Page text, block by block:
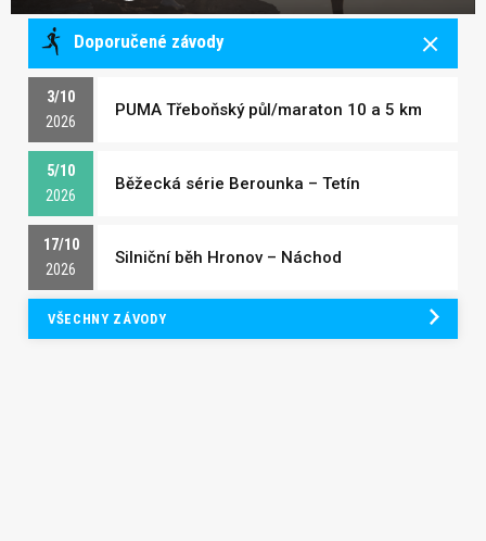
Doporučené závody
3/10
2026
PUMA Třeboňský půl/maraton 10 a 5 km
5/10
2026
Běžecká série Berounka – Tetín
17/10
2026
Silniční běh Hronov – Náchod
VŠECHNY ZÁVODY